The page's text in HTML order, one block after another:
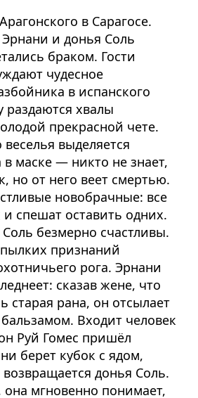
в Сарагосе.
и донья Соль
браком. Гости
чудесное
в испанского
раздаются хвалы
прекрасной чете.
выделяется
маске — никто не знает,
но от него веет смертью.
новобрачные: все
спешат оставить одних.
безмерно счастливы.
признаний
рога. Эрнани
сказав жене, что
старая рана, он отсылает
Входит человек
Руй Гомес пришёл
берет кубок с ядом,
донья Соль.
она мгновенно понимает,